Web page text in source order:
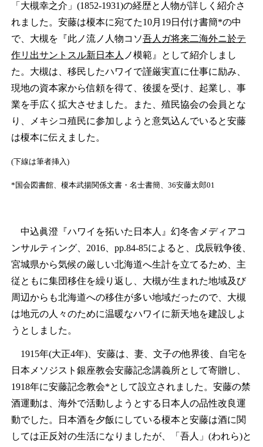
「大槻幸之介」(1852-1931)の経歴と人物が詳しく紹介さ
れました。安藤は榎本に宛てた10月19日付け書簡*の中
で、大槻を『此ノ流ノ人物コソ吾人ガ将来二海外ニ於テ
作リ出サントスル新日本人 ノ模範』として紹介しまし
た。大槻は、移民したハワイで謹厳実直に仕事に励み、
現地の資本家から信頼を得て、後援を受け、起業し、事
業を手広く拡大させました。また、殖民協会の会員とな
り、メキシコ殖民に参加しようと意気込んでいると安藤
は榎本に伝えました。
(下線は筆者挿入)
*国会図書館、榎本武揚関係文書・名士書簡、36安藤太郎01
中込眞澄『ハワイを拓いた日本人』幻冬舎メディアコ
ンサルティング、2016、pp.84-85によると、戊辰戦争後、
宮城県から気候の厳しい北海道へ生計を立てるため、主
従ともに集団移住を繰り返し、大槻が生まれた地域及び
周辺からも北海道への移住が多い地域だったので、大槻
は地元の人々のために温暖なハワイに新天地を建設しよ
うとしました。
1915年(大正4年)、安藤は、妻、文子の他界後、自宅を
日本メソジスト銀座教会安藤記念講義所として寄贈し、
1918年に安藤記念教会*として設立されました。安藤の禁
酒運動は、海外で活動しようとする日本人の品性改良運
動でした。日本酒を夕飯にしている榎本と安藤は酒に関
しては正反対の生活になりましたが、「吾人」(われら)と